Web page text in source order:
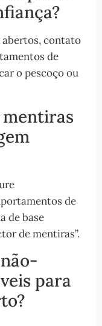
abertos, contato
de
o pescoço ou
de
de base
de mentiras”.
para